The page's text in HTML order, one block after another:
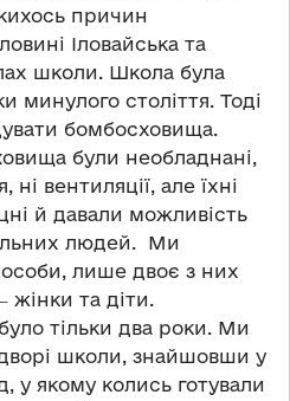
причин
Іловайська та
школи. Школа була
минулого століття. Тоді
бомбосховища.
були необладнані,
вентиляції, але їхні
й давали можливість
людей. Ми
особи, лише двоє з них
жінки та діти.
тільки два роки. Ми
школи, знайшовши у
у якому колись готували